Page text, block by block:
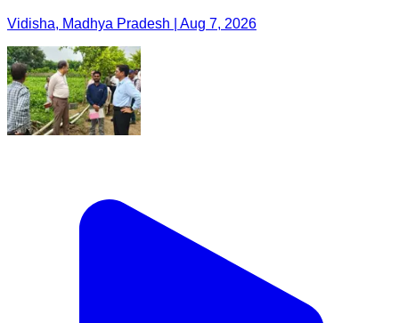
Vidisha, Madhya Pradesh | Aug 7, 2026